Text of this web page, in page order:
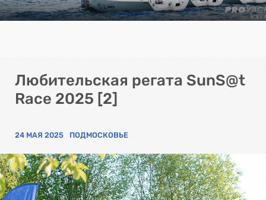
Любительская регата SunS@t
Race 2025 [2]
24 МАЯ 2025 ПОДМОСКОВЬЕ